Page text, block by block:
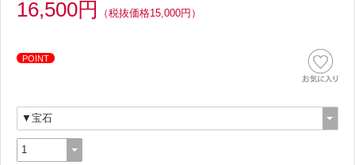
16,500円 （税抜価格15,000円）
POINT